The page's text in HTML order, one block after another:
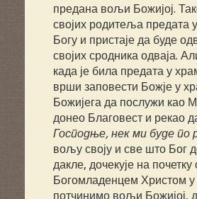
предана вољи Божијој.
својих родитеља предата
Богу и пристаје да буде
својих сродника одваја.
када је била предата у
врши заповести Божје у
Божијега да послужи као
донео Благовест и рекао
Господње, нек ми буде по
вољу своју и све што Бог
дакле, дочекује на
Богомладенцем Христом у
потчинимо вољи Божијој,